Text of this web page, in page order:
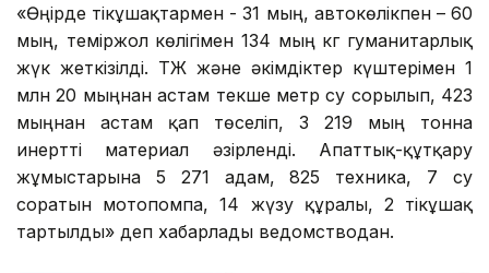
«Өңірде тікұшақтармен - 31 мың, автокөлікпен – 60
мың, теміржол көлігімен 134 мың кг гуманитарлық
жүк жеткізілді. ТЖ және әкімдіктер күштерімен 1
млн 20 мыңнан астам текше метр су сорылып, 423
мыңнан астам қап төселіп, 3 219 мың тонна
инертті материал әзірленді. Апаттық-құтқару
жұмыстарына 5 271 адам, 825 техника, 7 су
соратын мотопомпа, 14 жүзу құралы, 2 тікұшақ
тартылды» деп хабарлады ведомстводан.